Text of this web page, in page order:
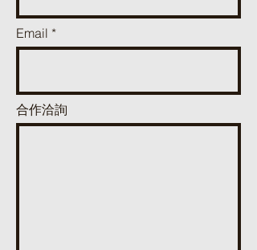
Email
合作洽詢